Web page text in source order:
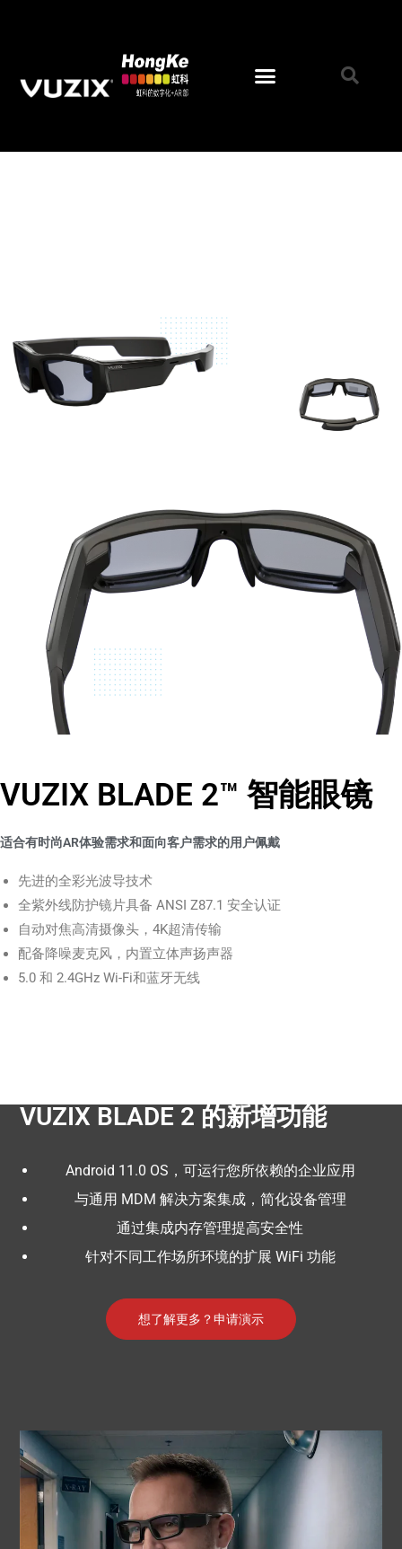
VUZIX BLADE 2™ 智能眼镜
适合有时尚AR体验需求和面向客户需求的用户佩戴
先进的全彩光波导技术
全紫外线防护镜片具备 ANSI Z87.1 安全认证
自动对焦高清摄像头，4K超清传输
配备降噪麦克风，内置立体声扬声器
5.0 和 2.4GHz Wi-Fi和蓝牙无线
VUZIX BLADE 2 的新增功能
Android 11.0 OS，可运行您所依赖的企业应用
与通用 MDM 解决方案集成，简化设备管理
通过集成内存管理提高安全性
针对不同工作场所环境的扩展 WiFi 功能
想了解更多？申请演示